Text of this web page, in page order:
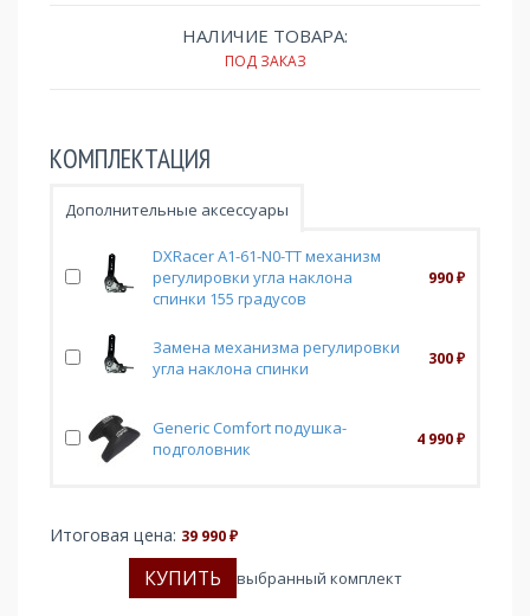
НАЛИЧИЕ ТОВАРА:
ПОД ЗАКАЗ
КОМПЛЕКТАЦИЯ
Дополнительные аксессуары
DXRacer A1-61-N0-TT механизм
регулировки угла наклона
спинки 155 градусов
990₽
Замена механизма регулировки
угла наклона спинки
300₽
Generic Comfort подушка-
подголовник
4 990₽
Итоговая цена: 39 990₽
выбранный комплект